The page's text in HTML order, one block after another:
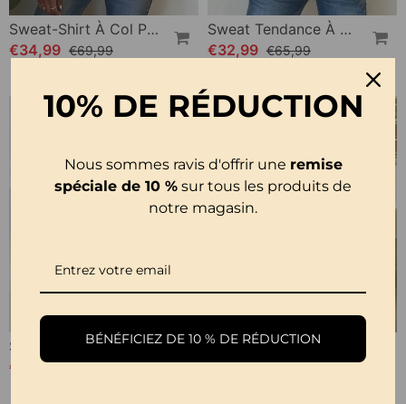
Sweat-Shirt À Col Polo Avec Patte Partiellement Ouverte
€34,99 €69,99
Sweat Tendance À Motif Patchwork À Carreaux
€32,99 €65,99
Sweat-Shirt Boutonnée Col V À Blocs De Couleur
€36,99
€31,99
10% DE RÉDUCTION
Nous sommes ravis d'offrir une remise
spéciale de 10 % sur tous les produits de
notre magasin.
BÉNÉFICIEZ DE 10 % DE RÉDUCTION